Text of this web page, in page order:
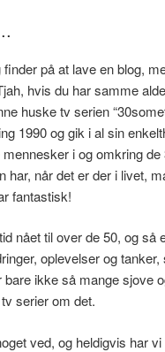
på at lave en blog,
hvis du har samme
huske tv serien
1990 og gik i al sin
i og omkring de
har, når det er der i livet,
fantastisk!
nået til over de 50, og så
oplevelser og
bare ikke så mange sjove
serier om det.
ved, og heldigvis har vi